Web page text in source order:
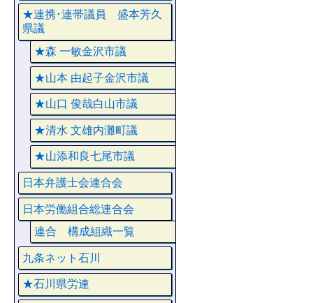
★連携･連帯議員 盛本芳久
県議
★森 一敏金沢市議
★山本 由起子金沢市議
★山口 俊哉白山市議
★清水 文雄内灘町議
★山添和良七尾市議
日本弁護士会連合会
日本労働組合総連合会
連合 構成組織一覧
九条ネット石川
★石川県労連